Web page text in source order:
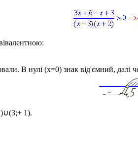
В нулі (x=0) знак від'ємний, далі
1).